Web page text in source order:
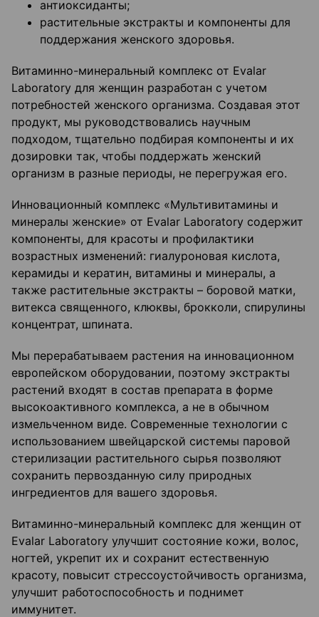
антиоксиданты;
растительные экстракты и компоненты для
поддержания женского здоровья.
Витаминно-минеральный комплекс от Evalar
Laboratory для женщин разработан с учетом
потребностей женского организма. Создавая этот
продукт, мы руководствовались научным
подходом, тщательно подбирая компоненты и их
дозировки так, чтобы поддержать женский
организм в разные периоды, не перегружая его.
Инновационный комплекс «Мультивитамины и
минералы женские» от Evalar Laboratory содержит
компоненты, для красоты и профилактики
возрастных изменений: гиалуроновая кислота,
керамиды и кератин, витамины и минералы, а
также растительные экстракты – боровой матки,
витекса священного, клюквы, брокколи, спирулины
концентрат, шпината.
Мы перерабатываем растения на инновационном
европейском оборудовании, поэтому экстракты
растений входят в состав препарата в форме
высокоактивного комплекса, а не в обычном
измельченном виде. Современные технологии с
использованием швейцарской системы паровой
стерилизации растительного сырья позволяют
сохранить первозданную силу природных
ингредиентов для вашего здоровья.
Витаминно-минеральный комплекс для женщин от
Evalar Laboratory улучшит состояние кожи, волос,
ногтей, укрепит их и сохранит естественную
красоту, повысит стрессоустойчивость организма,
улучшит работоспособность и поднимет
иммунитет.